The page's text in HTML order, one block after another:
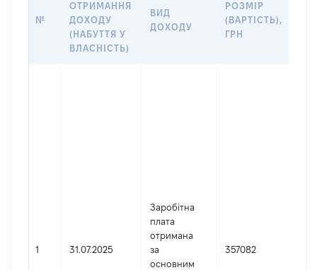
№
ОТРИМАННЯ
ДОХОДУ
(НАБУТТЯ У
ВЛАСНІСТЬ)
ВИД
ДОХОДУ
РОЗМІР
(ВАРТІСТЬ),
ГРН
1 31.07.2025
Заробітна
плата
отримана
за
основним
357082